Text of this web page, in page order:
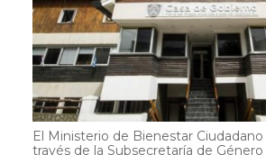
El Ministerio de Bienestar Ciudadano
través de la Subsecretaría de